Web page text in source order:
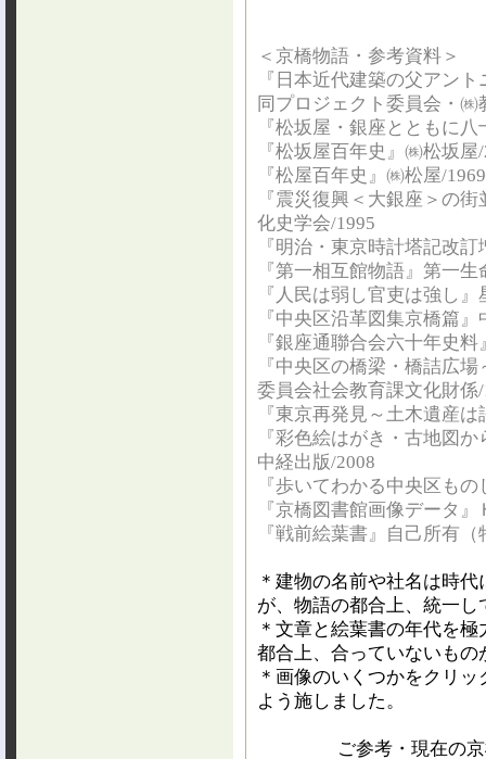
＜京橋物語・参考資料＞
『日本近代建築の父アン
同プロジェクト委員会・㈱
『松坂屋・銀座とともに
『松坂屋百年史』㈱松坂屋
『松屋百年史』㈱松屋/1969
『震災復興＜大銀座＞の
化史学会/1995
『明治・東京時計塔記改
『第一相互館物語』第一
『人民は弱し官吏は強し
『中央区沿革図集京橋篇
『銀座通聯合会六十年史
『中央区の橋梁・橋詰広
委員会社会教育課文化財係
『東京再発見～土木遺産
『彩色絵はがき・古地図
中経出版/2008
『歩いてわかる中央区も
『京橋図書館画像データ
『戦前絵葉書』自己所有
＊建物の名前や社名は時
が、物語の都合上、統一し
＊文章と絵葉書の年代を
都合上、合っていないもの
＊画像のいくつかをクリ
よう施しました。
ご参考・現在の